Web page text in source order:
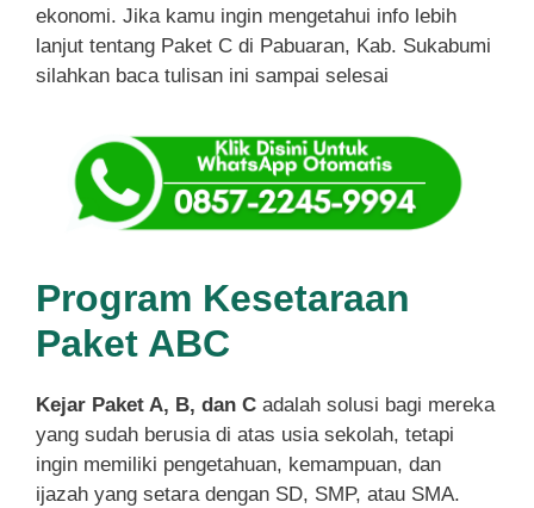
ekonomi. Jika kamu ingin mengetahui info lebih
lanjut tentang Paket C di Pabuaran, Kab. Sukabumi
silahkan baca tulisan ini sampai selesai
Program Kesetaraan
Paket ABC
Kejar Paket A, B, dan C adalah solusi bagi mereka
yang sudah berusia di atas usia sekolah, tetapi
ingin memiliki pengetahuan, kemampuan, dan
ijazah yang setara dengan SD, SMP, atau SMA.